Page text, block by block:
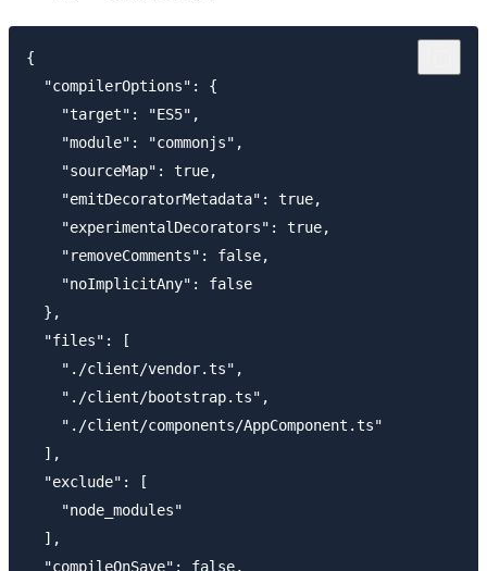
{
  "compilerOptions": {
    "target": "ES5",
    "module": "commonjs",
    "sourceMap": true,
    "emitDecoratorMetadata": true,
    "experimentalDecorators": true,
    "removeComments": false,
    "noImplicitAny": false
  },
  "files": [
    "./client/vendor.ts",
    "./client/bootstrap.ts",
    "./client/components/AppComponent.ts"
  ],
  "exclude": [
    "node_modules"
  ],
  "compileOnSave": false,